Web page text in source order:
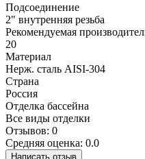
Подсоединение
2" внутренняя резьба
Рекомендуемая
20
Материал
Нерж. сталь AISI-304
Страна
Россия
Отделка бассейна
Все виды отделки
Отзывов: 0
Средняя оценка: 0.0
Написать отзыв